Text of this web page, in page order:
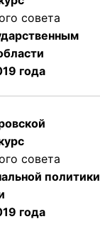
совета
года
совета
политики
года